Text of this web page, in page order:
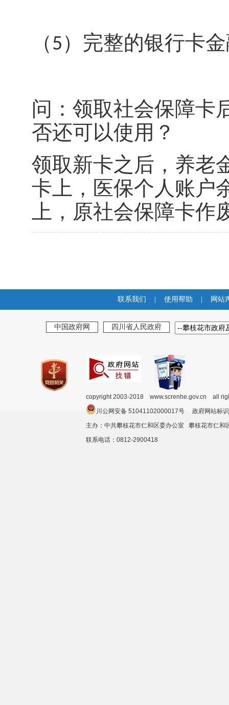
（ 5 ）完整的银行卡
问：领取社会保障卡
否还可以使用？
领取新卡之后，养老
卡上，医保个人账户
上，原社会保障卡作
联系我们 使用帮助 网站
中国政府网 四川省人民政府
copyright 2003-2018 www.screnhe.gov.cn all
川公网安备 51041102000017号 政府网站
主办：中共攀枝花市仁和区委办公室 攀枝花市仁
联系电话：0812-2900418